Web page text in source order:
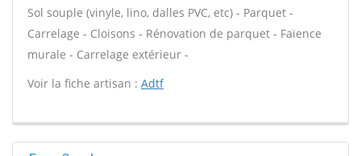
Sol souple (vinyle, lino, dalles PVC, etc) - Parquet -
Carrelage - Cloisons - Rénovation de parquet - Faïence
murale - Carrelage extérieur -
Voir la fiche artisan : Adtf